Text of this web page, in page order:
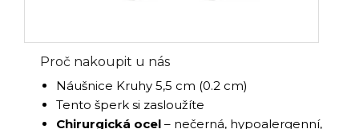
Proč nakoupit u nás
Náušnice Kruhy 5,5 cm (0.2 cm)
Tento šperk si zasloužíte
Chirurgická ocel – nečerná, hypoalergenní,